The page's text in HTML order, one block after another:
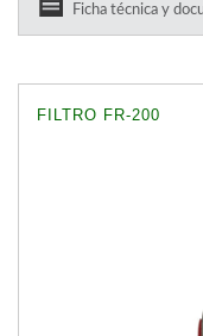
Ficha técnica y
FILTRO FR-200